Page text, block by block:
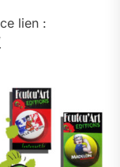
lien :